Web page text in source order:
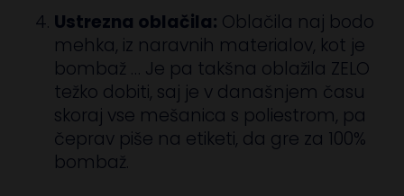
Ustrezna oblačila: Oblačila naj bodo
mehka, iz naravnih materialov, kot je
bombaž … Je pa takšna oblažila ZELO
težko dobiti, saj je v današnjem času
skoraj vse mešanica s poliestrom, pa
čeprav piše na etiketi, da gre za 100%
bombaž.